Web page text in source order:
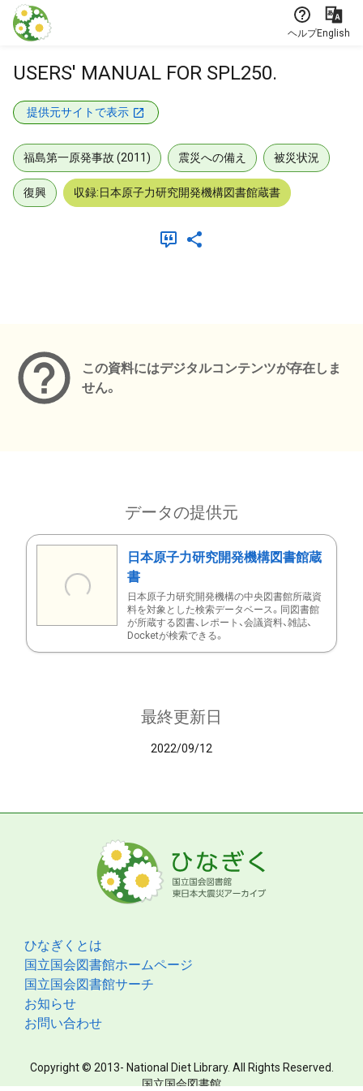
本文に飛ぶ
ヘルプEnglish
USERS' MANUAL FOR SPL250.
提供元サイトで表示
福島第一原発事故 (2011) 震災への備え 被災状況
復興 収録:日本原子力研究開発機構図書館蔵書
この資料にはデジタルコンテンツが存在しま
せん。
データの提供元
日本原子力研究開発機構図書館蔵
書
日本原子力研究開発機構の中央図書館所蔵資
料を対象とした検索データベース。同図書館
が所蔵する図書、レポート、会議資料、雑誌、
Docketが検索できる。
最終更新日
2022/09/12
ひなぎくとは
国立国会図書館ホームページ
国立国会図書館サーチ
お知らせ
お問い合わせ
Copyright © 2013- National Diet Library. All Rights Reserved.